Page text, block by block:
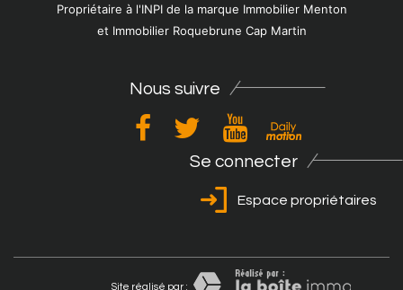
Propriétaire à l'INPI de la marque Immobilier Menton
et Immobilier Roquebrune Cap Martin
Nous suivre
Se connecter
Espace propriétaires
Site réalisé par :